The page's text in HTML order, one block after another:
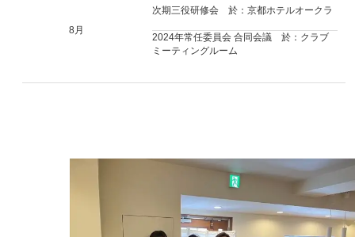
8月
次期三役研修会 於：京都ホテルオークラ
2024年常任委員会 合同会議 於：クラブ
ミーティングルーム